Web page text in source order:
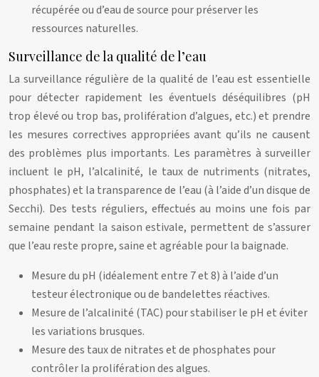
récupérée ou d’eau de source pour préserver les
ressources naturelles.
Surveillance de la qualité de l’eau
La surveillance régulière de la qualité de l’eau est essentielle
pour détecter rapidement les éventuels déséquilibres (pH
trop élevé ou trop bas, prolifération d’algues, etc.) et prendre
les mesures correctives appropriées avant qu’ils ne causent
des problèmes plus importants. Les paramètres à surveiller
incluent le pH, l’alcalinité, le taux de nutriments (nitrates,
phosphates) et la transparence de l’eau (à l’aide d’un disque de
Secchi). Des tests réguliers, effectués au moins une fois par
semaine pendant la saison estivale, permettent de s’assurer
que l’eau reste propre, saine et agréable pour la baignade.
Mesure du pH (idéalement entre 7 et 8) à l’aide d’un
testeur électronique ou de bandelettes réactives.
Mesure de l’alcalinité (TAC) pour stabiliser le pH et éviter
les variations brusques.
Mesure des taux de nitrates et de phosphates pour
contrôler la prolifération des algues.